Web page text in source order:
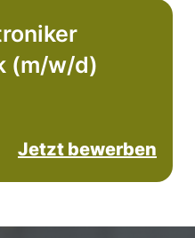
(m/w/d)
Jetzt bewerben